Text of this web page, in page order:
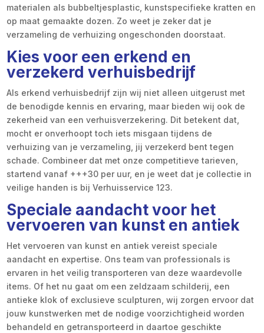
materialen als bubbeltjesplastic, kunstspecifieke kratten en
op maat gemaakte dozen. Zo weet je zeker dat je
verzameling de verhuizing ongeschonden doorstaat.
Kies voor een erkend en
verzekerd verhuisbedrijf
Als erkend verhuisbedrijf zijn wij niet alleen uitgerust met
de benodigde kennis en ervaring, maar bieden wij ook de
zekerheid van een verhuisverzekering. Dit betekent dat,
mocht er onverhoopt toch iets misgaan tijdens de
verhuizing van je verzameling, jij verzekerd bent tegen
schade. Combineer dat met onze competitieve tarieven,
startend vanaf +++30 per uur, en je weet dat je collectie in
veilige handen is bij Verhuisservice 123.
Speciale aandacht voor het
vervoeren van kunst en antiek
Het vervoeren van kunst en antiek vereist speciale
aandacht en expertise. Ons team van professionals is
ervaren in het veilig transporteren van deze waardevolle
items. Of het nu gaat om een zeldzaam schilderij, een
antieke klok of exclusieve sculpturen, wij zorgen ervoor dat
jouw kunstwerken met de nodige voorzichtigheid worden
behandeld en getransporteerd in daartoe geschikte